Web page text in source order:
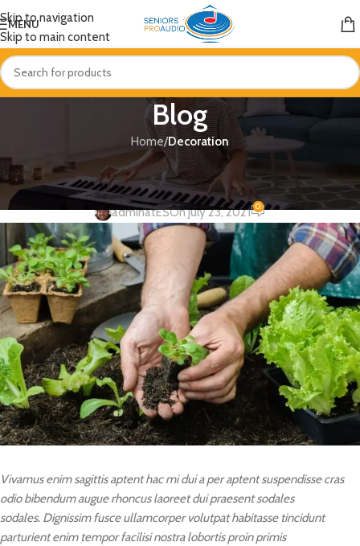
Skip to navigation
Skip to main content
MENU
Blog
Home/Decoration
DECORATION
Exploring Atlanta’s modern homes
adminatESOn July 23, 2021 0
Vivamus enim sagittis aptent hac mi dui a per aptent suspendisse cras
odio bibendum augue rhoncus laoreet dui praesent sodales
sodales. Dignissim fusce ullamcorper volutpat habitasse tincidunt
parturient enim tempor facilisi nostra lobortis proin primis